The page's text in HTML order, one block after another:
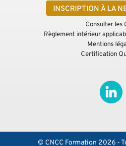
INSCRIPTION À LA
Consulter les
Règlement intérieur
Mentions
Certification
© CNCC Formation 2026 -